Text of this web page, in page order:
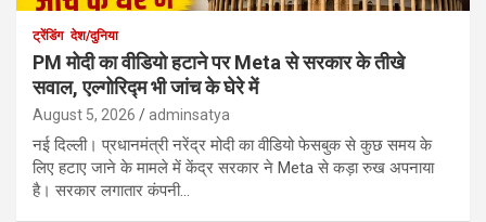
ट्रेंडिंग देश/दुनिया
PM मोदी का वीडियो हटाने पर Meta से सरकार के तीखे
सवाल, एल्गोरिद्म भी जांच के घेरे में
August 5, 2026 adminsatya
नई दिल्ली। प्रधानमंत्री नरेंद्र मोदी का वीडियो फेसबुक से कुछ समय के
लिए हटाए जाने के मामले में केंद्र सरकार ने Meta से कड़ा रुख अपनाया
है। सरकार लगातार कंपनी…